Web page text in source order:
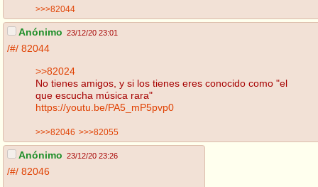
>>>82044
Anónimo 23/12/20 23:01
/#/ 82044
>>82024
No tienes amigos, y si los tienes eres conocido como "el
que escucha música rara"
https://youtu.be/PA5_mP5pvp0
>>>82046 >>>82055
Anónimo 23/12/20 23:26
/#/ 82046